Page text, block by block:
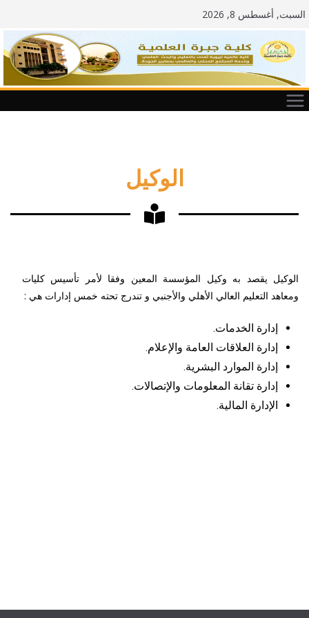
السبت, أغسطس 8, 2026
الوكيل
الوكيل يقصد به وكيل المؤسسة المعين وفقا لأمر تأسيس كليات
ومعاهد التعليم العالي الأهلي والأجنبي و تندرج تحته خمس إدارات هي :
إدارة الخدمات.
إدارة العلاقات العامة والإعلام.
إدارة الموارد البشرية.
إدارة تقانة المعلومات والإتصالات.
الإدارة المالية.